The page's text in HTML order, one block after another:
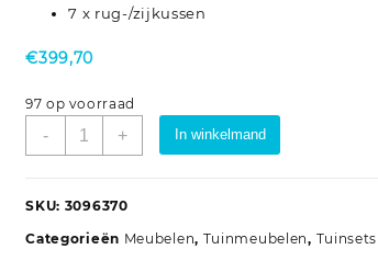
7 x rug-/zijkussen
€399,70
97 op voorraad
-
grenenhout
+ In winkelmand
SKU: 3096370
Categorieën Meubelen, Tuinmeubelen, Tuinsets